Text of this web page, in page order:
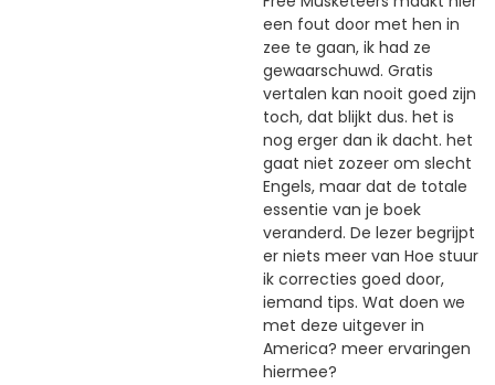
een fout door met hen in
zee te gaan, ik had ze
gewaarschuwd. Gratis
vertalen kan nooit goed zijn
toch, dat blijkt dus. het is
nog erger dan ik dacht. het
gaat niet zozeer om slecht
Engels, maar dat de totale
essentie van je boek
veranderd. De lezer begrijpt
er niets meer van Hoe stuur
ik correcties goed door,
iemand tips. Wat doen we
met deze uitgever in
America? meer ervaringen
hiermee?